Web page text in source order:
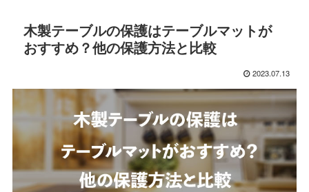
木製テーブルの保護はテーブルマットが
おすすめ？他の保護方法と比較
2023.07.13